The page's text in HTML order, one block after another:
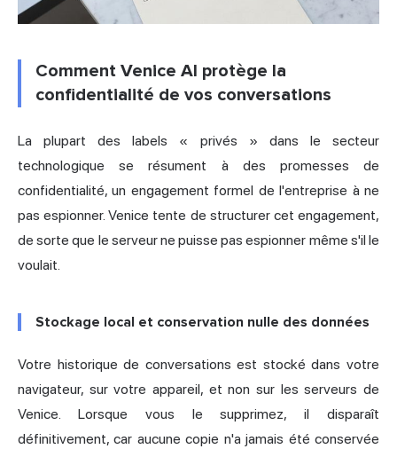
Comment Venice AI protège la
confidentialité de vos conversations
La plupart des labels « privés » dans le secteur
technologique se résument à des promesses de
confidentialité, un engagement formel de l'entreprise à ne
pas espionner. Venice tente de structurer cet engagement,
de sorte que le serveur ne puisse pas espionner même s'il le
voulait.
Stockage local et conservation nulle des données
Votre historique de conversations est stocké dans votre
navigateur, sur votre appareil, et non sur les serveurs de
Venice. Lorsque vous le supprimez, il disparaît
définitivement, car aucune copie n'a jamais été conservée